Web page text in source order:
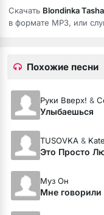
душа
Скачать Blondinka
в формате MP3, или
Похожие песни
Руки Вверх! &
Улыбаешься
TUSOVKA &
Это Просто
Муз Он